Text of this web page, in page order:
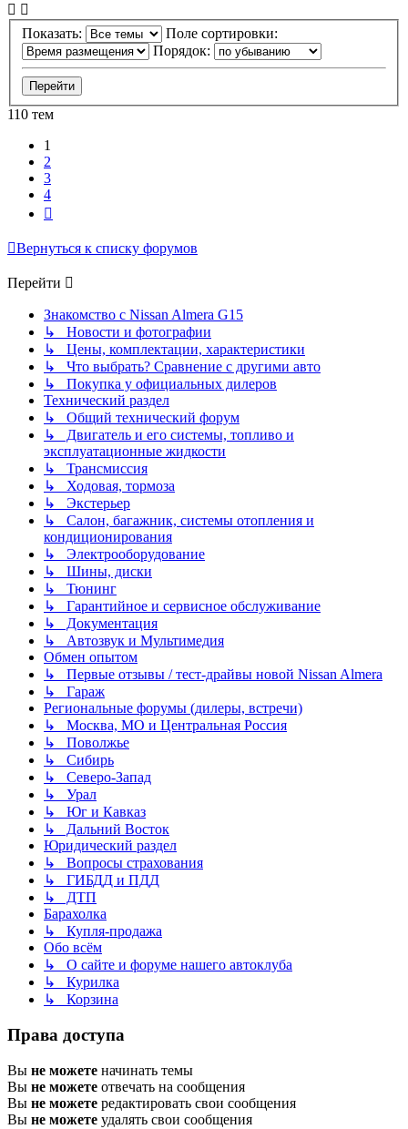
Показать:
Поле сортировки:
Порядок:
110 тем
1
2
3
4
Вернуться к списку форумов
Перейти
Знакомство с Nissan Almera G15
↳ Новости и фотографии
↳ Цены, комплектации, характеристики
↳ Что выбрать? Сравнение с другими авто
↳ Покупка у официальных дилеров
Технический раздел
↳ Общий технический форум
↳ Двигатель и его системы, топливо и
эксплуатационные жидкости
↳ Трансмиссия
↳ Ходовая, тормоза
↳ Экстерьер
↳ Салон, багажник, системы отопления и
кондиционирования
↳ Электрооборудование
↳ Шины, диски
↳ Тюнинг
↳ Гарантийное и сервисное обслуживание
↳ Документация
↳ Автозвук и Мультимедия
Обмен опытом
↳ Первые отзывы / тест-драйвы новой Nissan Almera
↳ Гараж
Региональные форумы (дилеры, встречи)
↳ Москва, МО и Центральная Россия
↳ Поволжье
↳ Сибирь
↳ Северо-Запад
↳ Урал
↳ Юг и Кавказ
↳ Дальний Восток
Юридический раздел
↳ Вопросы страхования
↳ ГИБДД и ПДД
↳ ДТП
Барахолка
↳ Купля-продажа
Обо всём
↳ О сайте и форуме нашего автоклуба
↳ Курилка
↳ Корзина
Права доступа
Вы не можете начинать темы
Вы не можете отвечать на сообщения
Вы не можете редактировать свои сообщения
Вы не можете удалять свои сообщения